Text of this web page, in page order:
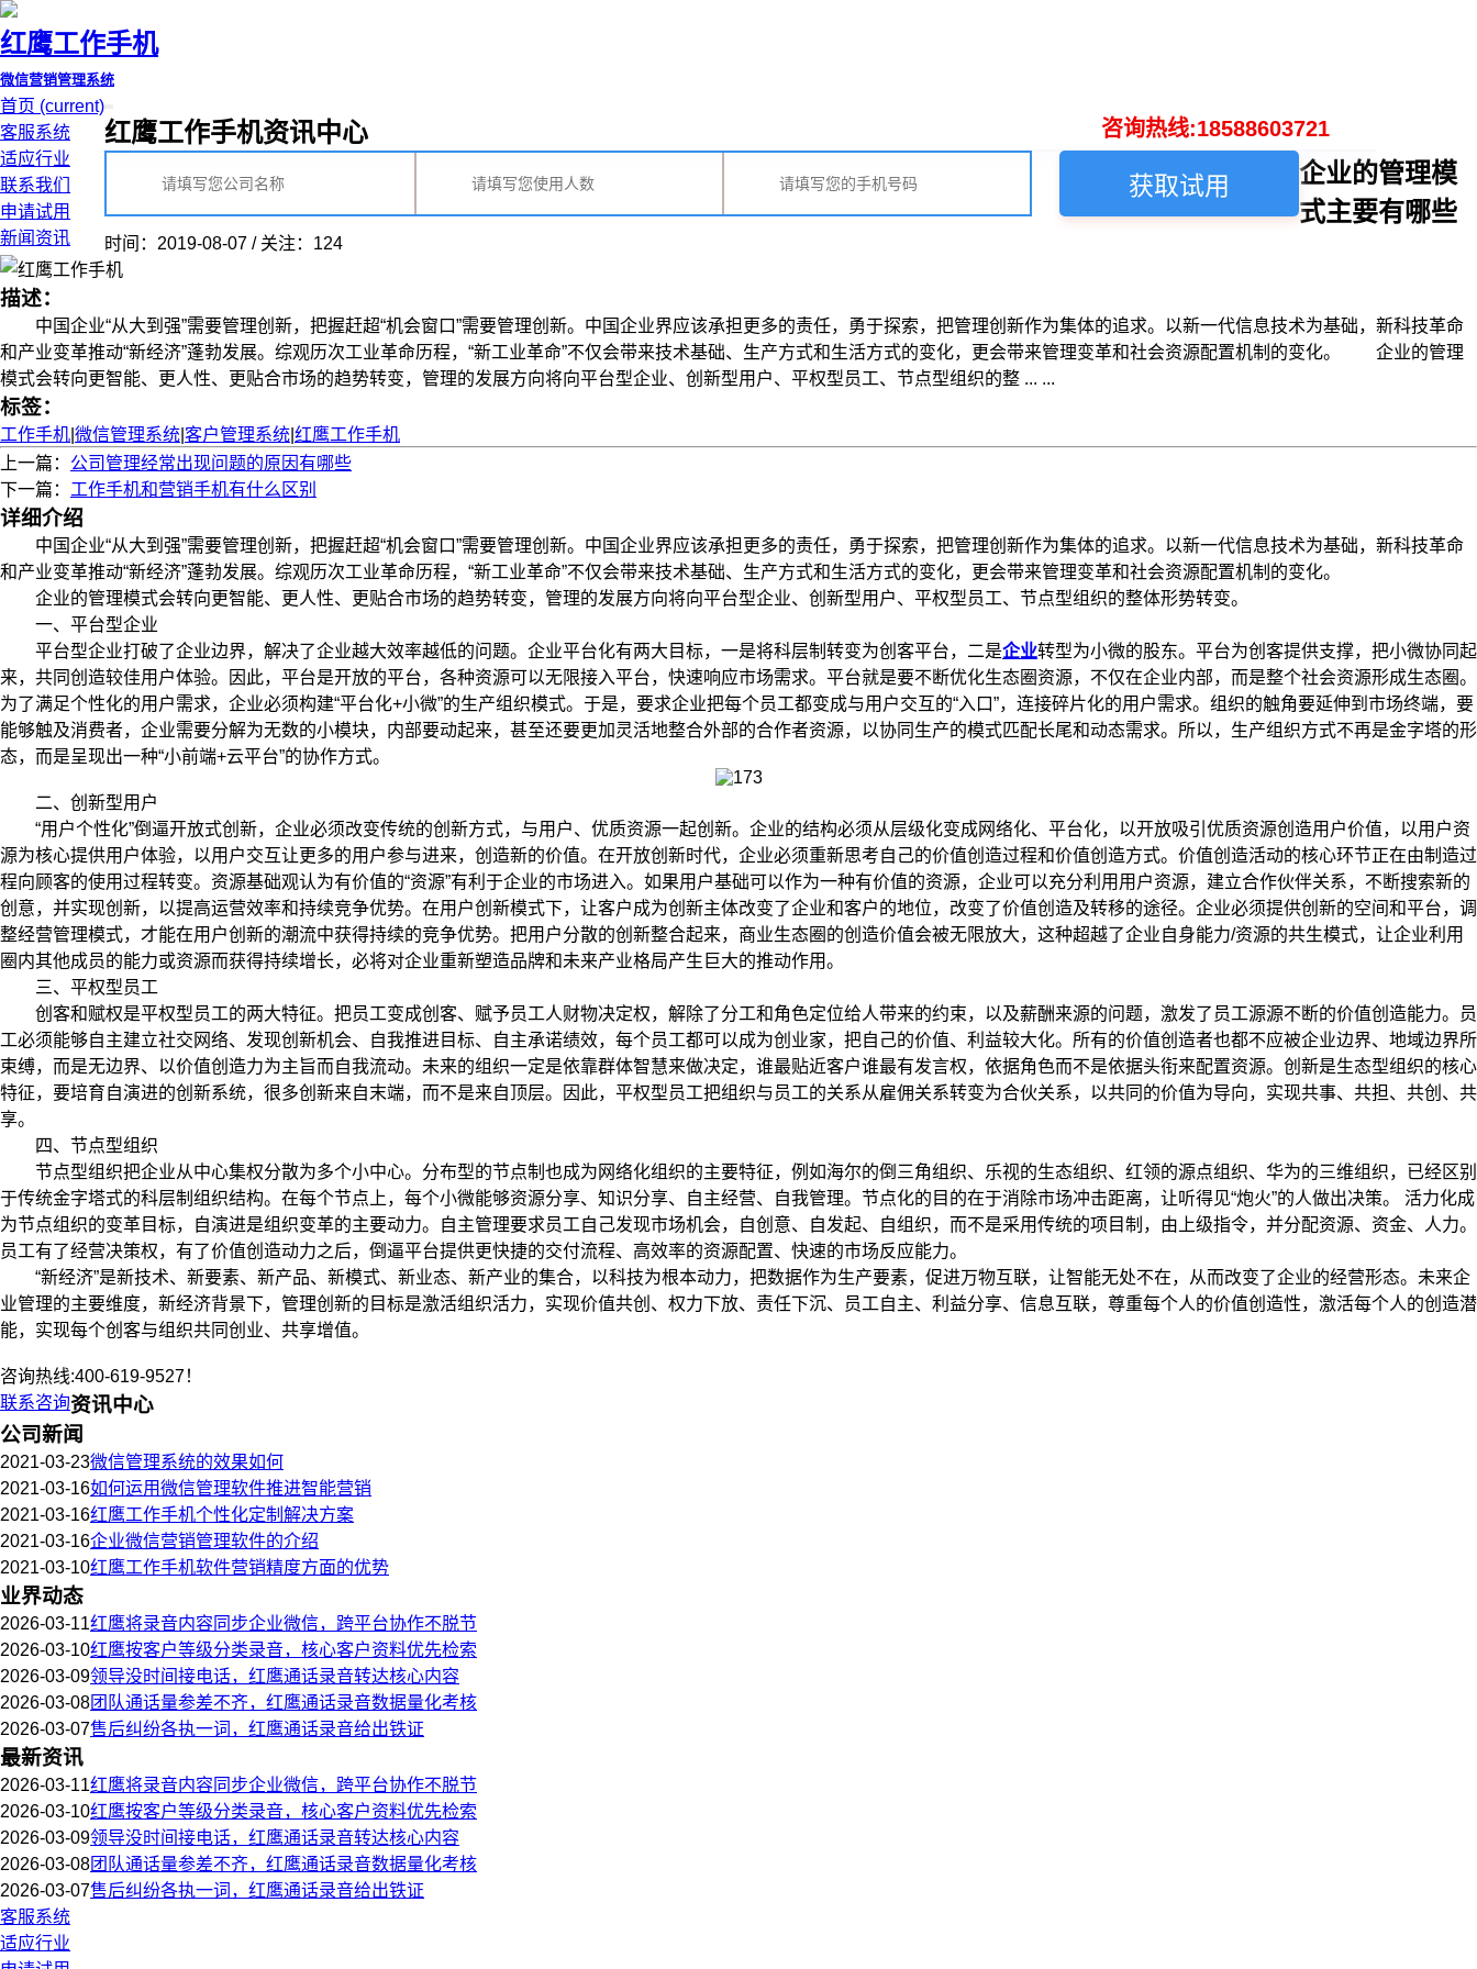
红鹰工作手机
微信营销管理系统
首页 (current)
客服系统
适应行业
联系我们
申请试用
新闻资讯
咨询热线:18588603721
红鹰工作手机资讯中心
获取试用
企业的管理模
式主要有哪些
时间：2019-08-07 / 关注：124
描述：
中国企业“从大到强”需要管理创新，把握赶超“机会窗口”需要管理创新。中国企业界应该承担更多的责任，勇于探索，把管理创新作为集体的追求。以新一代信息技术为基础，新科技革命
和产业变革推动“新经济”蓬勃发展。综观历次工业革命历程，“新工业革命”不仅会带来技术基础、生产方式和生活方式的变化，更会带来管理变革和社会资源配置机制的变化。 企业的管理
模式会转向更智能、更人性、更贴合市场的趋势转变，管理的发展方向将向平台型企业、创新型用户、平权型员工、节点型组织的整 ... ...
标签：
工作手机 微信管理系统 客户管理系统 红鹰工作手机
上一篇： 公司管理经常出现问题的原因有哪些
下一篇： 工作手机和营销手机有什么区别
详细介绍
中国企业“从大到强”需要管理创新，把握赶超“机会窗口”需要管理创新。中国企业界应该承担更多的责任，勇于探索，把管理创新作为集体的追求。以新一代信息技术为基础，新科技革命
和产业变革推动“新经济”蓬勃发展。综观历次工业革命历程，“新工业革命”不仅会带来技术基础、生产方式和生活方式的变化，更会带来管理变革和社会资源配置机制的变化。
企业的管理模式会转向更智能、更人性、更贴合市场的趋势转变，管理的发展方向将向平台型企业、创新型用户、平权型员工、节点型组织的整体形势转变。
一、平台型企业
平台型企业打破了企业边界，解决了企业越大效率越低的问题。企业平台化有两大目标，一是将科层制转变为创客平台，二是企业转型为小微的股东。平台为创客提供支撑，把小微协同起
来，共同创造较佳用户体验。因此，平台是开放的平台，各种资源可以无限接入平台，快速响应市场需求。平台就是要不断优化生态圈资源，不仅在企业内部，而是整个社会资源形成生态圈。
为了满足个性化的用户需求，企业必须构建“平台化+小微”的生产组织模式。于是，要求企业把每个员工都变成与用户交互的“入口”，连接碎片化的用户需求。组织的触角要延伸到市场终端，要
能够触及消费者，企业需要分解为无数的小模块，内部要动起来，甚至还要更加灵活地整合外部的合作者资源，以协同生产的模式匹配长尾和动态需求。所以，生产组织方式不再是金字塔的形
态，而是呈现出一种“小前端+云平台”的协作方式。
二、创新型用户
“用户个性化”倒逼开放式创新，企业必须改变传统的创新方式，与用户、优质资源一起创新。企业的结构必须从层级化变成网络化、平台化，以开放吸引优质资源创造用户价值，以用户资
源为核心提供用户体验，以用户交互让更多的用户参与进来，创造新的价值。在开放创新时代，企业必须重新思考自己的价值创造过程和价值创造方式。价值创造活动的核心环节正在由制造过
程向顾客的使用过程转变。资源基础观认为有价值的“资源”有利于企业的市场进入。如果用户基础可以作为一种有价值的资源，企业可以充分利用用户资源，建立合作伙伴关系，不断搜索新的
创意，并实现创新，以提高运营效率和持续竞争优势。在用户创新模式下，让客户成为创新主体改变了企业和客户的地位，改变了价值创造及转移的途径。企业必须提供创新的空间和平台，调
整经营管理模式，才能在用户创新的潮流中获得持续的竞争优势。把用户分散的创新整合起来，商业生态圈的创造价值会被无限放大，这种超越了企业自身能力/资源的共生模式，让企业利用
圈内其他成员的能力或资源而获得持续增长，必将对企业重新塑造品牌和未来产业格局产生巨大的推动作用。
三、平权型员工
创客和赋权是平权型员工的两大特征。把员工变成创客、赋予员工人财物决定权，解除了分工和角色定位给人带来的约束，以及薪酬来源的问题，激发了员工源源不断的价值创造能力。员
工必须能够自主建立社交网络、发现创新机会、自我推进目标、自主承诺绩效，每个员工都可以成为创业家，把自己的价值、利益较大化。所有的价值创造者也都不应被企业边界、地域边界所
束缚，而是无边界、以价值创造力为主旨而自我流动。未来的组织一定是依靠群体智慧来做决定，谁最贴近客户谁最有发言权，依据角色而不是依据头衔来配置资源。创新是生态型组织的核心
特征，要培育自演进的创新系统，很多创新来自末端，而不是来自顶层。因此，平权型员工把组织与员工的关系从雇佣关系转变为合伙关系，以共同的价值为导向，实现共事、共担、共创、共
享。
四、节点型组织
节点型组织把企业从中心集权分散为多个小中心。分布型的节点制也成为网络化组织的主要特征，例如海尔的倒三角组织、乐视的生态组织、红领的源点组织、华为的三维组织，已经区别
于传统金字塔式的科层制组织结构。在每个节点上，每个小微能够资源分享、知识分享、自主经营、自我管理。节点化的目的在于消除市场冲击距离，让听得见“炮火”的人做出决策。 活力化成
为节点组织的变革目标，自演进是组织变革的主要动力。自主管理要求员工自己发现市场机会，自创意、自发起、自组织，而不是采用传统的项目制，由上级指令，并分配资源、资金、人力。
员工有了经营决策权，有了价值创造动力之后，倒逼平台提供更快捷的交付流程、高效率的资源配置、快速的市场反应能力。
“新经济”是新技术、新要素、新产品、新模式、新业态、新产业的集合，以科技为根本动力，把数据作为生产要素，促进万物互联，让智能无处不在，从而改变了企业的经营形态。未来企
业管理的主要维度，新经济背景下，管理创新的目标是激活组织活力，实现价值共创、权力下放、责任下沉、员工自主、利益分享、信息互联，尊重每个人的价值创造性，激活每个人的创造潜
能，实现每个创客与组织共同创业、共享增值。
咨询热线:400-619-9527！
联系咨询资讯中心
公司新闻
2021-03-23微信管理系统的效果如何
2021-03-16如何运用微信管理软件推进智能营销
2021-03-16红鹰工作手机个性化定制解决方案
2021-03-16企业微信营销管理软件的介绍
2021-03-10红鹰工作手机软件营销精度方面的优势
业界动态
2026-03-11红鹰将录音内容同步企业微信，跨平台协作不脱节
2026-03-10红鹰按客户等级分类录音，核心客户资料优先检索
2026-03-09领导没时间接电话，红鹰通话录音转达核心内容
2026-03-08团队通话量参差不齐，红鹰通话录音数据量化考核
2026-03-07售后纠纷各执一词，红鹰通话录音给出铁证
最新资讯
2026-03-11红鹰将录音内容同步企业微信，跨平台协作不脱节
2026-03-10红鹰按客户等级分类录音，核心客户资料优先检索
2026-03-09领导没时间接电话，红鹰通话录音转达核心内容
2026-03-08团队通话量参差不齐，红鹰通话录音数据量化考核
2026-03-07售后纠纷各执一词，红鹰通话录音给出铁证
客服系统
适应行业